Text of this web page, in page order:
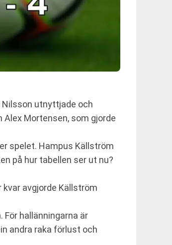
Nilsson utnyttjade och
Mortensen, som gjorde
spelet. Hampus Källström
på hur tabellen ser ut nu?
avgjorde Källström
hallänningarna är
andra raka förlust och